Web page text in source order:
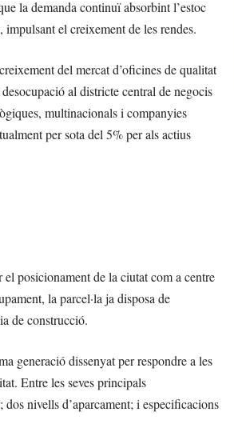
la demanda continuï absorbint l’estoc
el creixement de les rendes.
del mercat d’oficines de qualitat
al districte central de negocis
multinacionals i companyies
per sota del 5% per als actius
posicionament de la ciutat com a centre
la parcel·la ja disposa de
de construcció.
generació dissenyat per respondre a les
Entre les seves principals
dos nivells d’aparcament; i especificacions